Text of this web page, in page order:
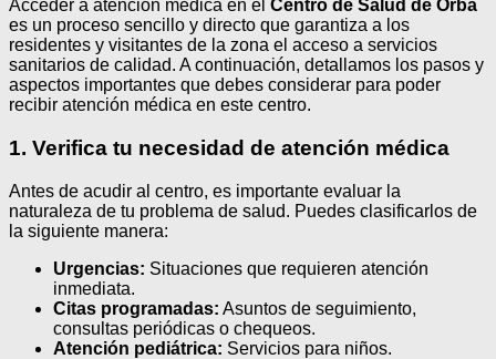
Acceder a atención médica en el Centro de Salud de Orba
es un proceso sencillo y directo que garantiza a los
residentes y visitantes de la zona el acceso a servicios
sanitarios de calidad. A continuación, detallamos los pasos y
aspectos importantes que debes considerar para poder
recibir atención médica en este centro.
1. Verifica tu necesidad de atención médica
Antes de acudir al centro, es importante evaluar la
naturaleza de tu problema de salud. Puedes clasificarlos de
la siguiente manera:
Urgencias: Situaciones que requieren atención
inmediata.
Citas programadas: Asuntos de seguimiento,
consultas periódicas o chequeos.
Atención pediátrica: Servicios para niños.